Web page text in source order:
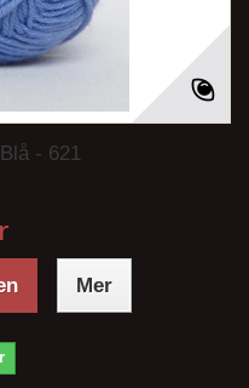
- 621
Mer